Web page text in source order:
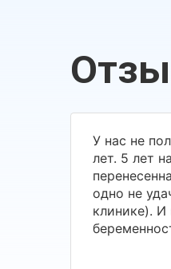
У нас не
лет. 5 лет
одно не
клинике). И